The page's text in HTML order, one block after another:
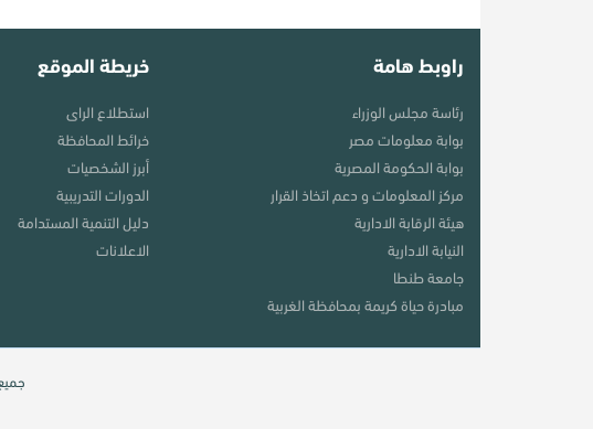
راوبط هامة
رئاسة مجلس الوزراء
بوابة معلومات مصر
بوابة الحكومة المصرية
مركز المعلومات و دعم اتخاذ القرار
هيئة الرقابة الادارية
النيابة الادارية
جامعة طنطا
مبادرة حياة كريمة بمحافظة الغربية
خريطة الموقع
استطلاع الراى
خرائط المحافظة
أبرز الشخصيات
الدورات التدريبية
دليل التنمية المستدامة
الاعلانات